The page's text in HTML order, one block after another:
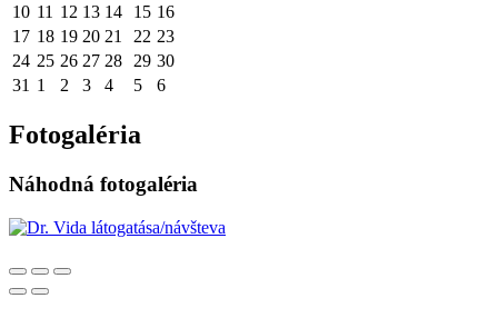
10 11 12 13 14 15 16
17 18 19 20 21 22 23
24 25 26 27 28 29 30
31 1 2 3 4 5 6
Fotogaléria
Náhodná fotogaléria